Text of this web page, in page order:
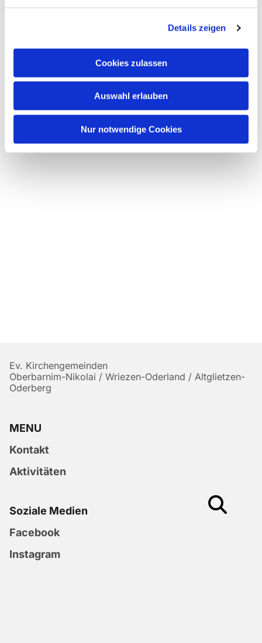
Details zeigen
Cookies zulassen
Auswahl erlauben
Nur notwendige Cookies
Dies könnte Sie auch
interessieren
Ev. Kirchengemeinden
Oberbarnim-Nikolai / Wriezen-Oderland / Altglietzen-
Oderberg
MENU
Kontakt
Aktivitäten
Soziale Medien
Facebook
Instagram